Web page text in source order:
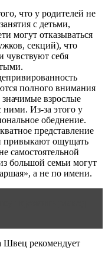
что у родителей не
с детьми,
могут отказываться
секций), что
чувствуют себя
полного внимания
взрослые
Из-за этого у
обеднение.
представление
привыкают ощущать
самостоятельной
большой семьи могут
а не по имени.
Швец рекомендует